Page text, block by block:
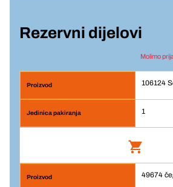
Rezervni dijelovi
Molimo
106124
1
Set za 49674